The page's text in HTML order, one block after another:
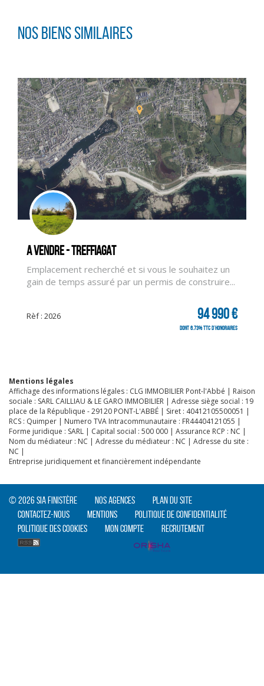
CLIQUER ICI POUR AGRANDIR
CLIQUER ICI POUR AGRANDIR
Nos biens similaires
A vendre - TREFFIAGAT
Emplacement recherché et si vous le souhaitez un
gain de temps assuré par un permis de construire...
Rèf : 2026 94 990 €
dont 6.73% TTC d'honoraires
Mentions légales
Affichage des informations légales : CLG IMMOBILIER Pont-l'Abbé | Raison
sociale : SARL CAILLIAU & LE GARO IMMOBILIER | Adresse siège social : 19
place de la République - 29120 PONT-L'ABBÉ | Siret : 40412105500051 |
RCS : Quimper | Numero TVA Intracommunautaire : FR44404121055 |
Forme juridique : SARL | Capital social : 500 000 | Assurance RCP : NC |
Nom du médiateur : NC | Adresse du médiateur : NC | Adresse du site :
NC |
Entreprise juridiquement et financièrement indépendante
© 2026 SIA Finistère Nos agences
Plan du site
Contactez-nous
Mentions
Politique de confidentialité
Politique des cookies
Mon compte Recrutement